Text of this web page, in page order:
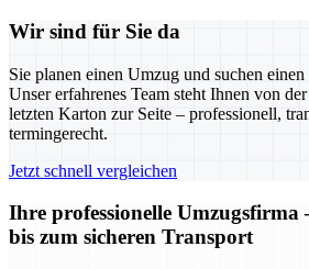
Wir sind für Sie da
Sie planen einen Umzug und suchen
Unser erfahrenes Team steht Ihnen von
letzten Karton zur Seite – professionell,
termingerecht.
Jetzt schnell vergleichen
Ihre professionelle
bis zum sicheren Transport